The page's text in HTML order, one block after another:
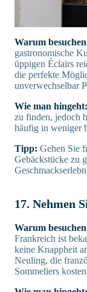
Warum
gastronomische
üppigen Éclairs
die perfekte
unverwechselbar
Wie man hingeht:
zu finden, jedoch
häufig in weniger
Tipp: Gehen Sie
Gebäckstücke zu
17. Nehmen
Warum
Frankreich ist
keine Knappheit
Neuling, die
Sommeliers